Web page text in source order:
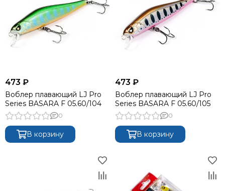
473 ₽
Воблер плавающий LJ Pro
Series BASARA F 05.60/104
0
В корзину
473 ₽
Воблер плавающий LJ Pro
Series BASARA F 05.60/105
0
В корзину